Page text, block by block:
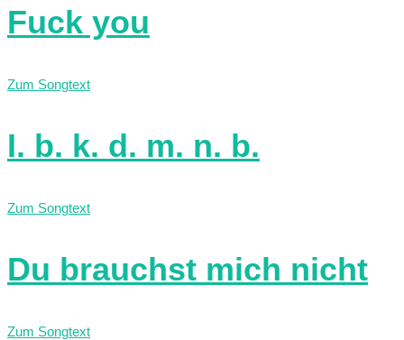
Fuck you
Zum Songtext
I. b. k. d. m. n. b.
Zum Songtext
Du brauchst mich nicht
Zum Songtext